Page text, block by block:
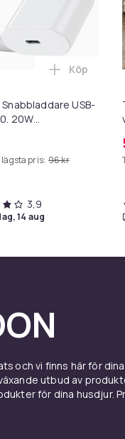
reparationslapp
USB-
20W
pris: 96 kr
Lägg till
Köp
3,9
14 aug
och vi finns här för
utbud av
för dina husdjur.